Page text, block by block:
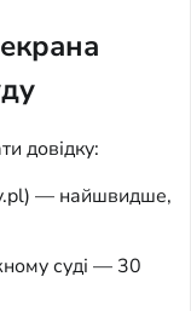
довідку:
— найшвидше,
суді — 30